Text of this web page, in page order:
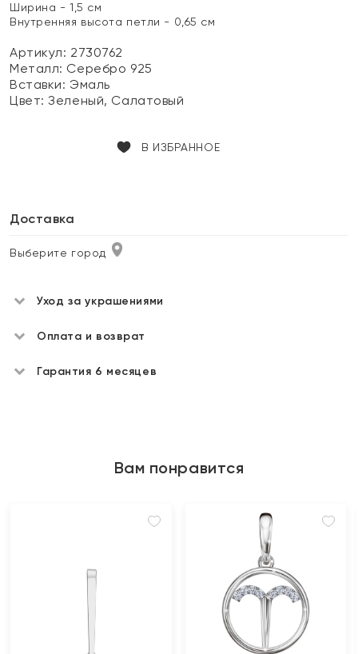
Ширина - 1,5 см
Внутренняя высота петли - 0,65 см
Артикул: 2730762
Металл: Серебро 925
Вставки:Эмаль
Цвет:Зеленый, Салатовый
В ИЗБРАННОЕ
Доставка
Выберите город
Уход за украшениями
Оплата и возврат
Гарантия 6 месяцев
Вам понравится